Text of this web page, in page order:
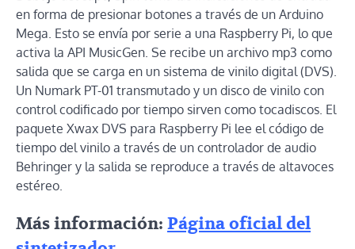
en forma de presionar botones a través de un Arduino
Mega. Esto se envía por serie a una Raspberry Pi, lo que
activa la API MusicGen. Se recibe un archivo mp3 como
salida que se carga en un sistema de vinilo digital (DVS).
Un Numark PT-01 transmutado y un disco de vinilo con
control codificado por tiempo sirven como tocadiscos. El
paquete Xwax DVS para Raspberry Pi lee el código de
tiempo del vinilo a través de un controlador de audio
Behringer y la salida se reproduce a través de altavoces
estéreo.
Más información: Página oficial del